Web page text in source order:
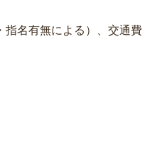
指名有無による）、交通費